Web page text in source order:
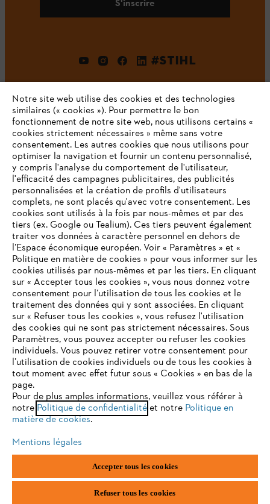
S'inscrire
#STIHL
L'Entreprise
STIHL FAQ
Contact
Politique de protection des données
Mentions légales Utilisation des cookies
Informations juridiques
ANDREAS STIHL NV, Veurtstraat 117, 2870 Puurs-Sint-Amands,
België/Belgique
VAT Number: BE 0427.714.768
VOTRE NAVIGATEUR INTERNET
N'EST PLUS PRIS EN CHARGE
Vous utilisez un navigateur Internet que nous ne prenons plus
en charge, et certaines fonctionnalités de notre site ne
peuvent fonctionner correctement. Pour une utilisation
optimale de notre site, nous vous recommandons de passer à
l'un des navigateurs suivants :
firefox chrome
edge
Notre site web utilise des cookies et des technologies
similaires (« cookies »). Pour permettre le bon
fonctionnement de notre site web, nous utilisons certains «
cookies strictement nécessaires » même sans votre
consentement. Les autres cookies que nous utilisons pour
optimiser la navigation et fournir un contenu personnalisé,
y compris l'analyse du comportement de l'utilisateur,
l'efficacité des campagnes publicitaires, des publicités
personnalisées et la création de profils d'utilisateurs
complets, ne sont placés qu'avec votre consentement. Les
cookies sont utilisés à la fois par nous-mêmes et par des
tiers (ex. Google ou Tealium). Ces tiers peuvent également
traiter vos données à caractère personnel en dehors de
l’Espace économique européen. Voir « Paramètres » et «
Politique en matière de cookies » pour vous informer sur les
cookies utilisés par nous-mêmes et par les tiers. En cliquant
sur « Accepter tous les cookies », vous nous donnez votre
consentement pour l’utilisation de tous les cookies et le
traitement des données qui y sont associées. En cliquant
sur « Refuser tous les cookies », vous refusez l'utilisation
des cookies qui ne sont pas strictement nécessaires. Sous
Paramètres, vous pouvez accepter ou refuser les cookies
individuels. Vous pouvez retirer votre consentement pour
l’utilisation de cookies individuels ou de tous les cookies à
tout moment avec effet futur sous « Cookies » en bas de la
page.
Pour de plus amples informations, veuillez vous référer à
notre Politique de confidentialitéet notre Politique en
matière de cookies.
Mentions légales
Accepter tous les cookies
Refuser tous les cookies